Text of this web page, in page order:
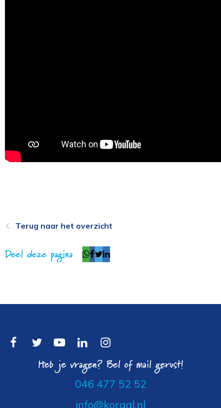
Terug naar het overzicht
Deel deze pagina
Heb je vragen? Bel of mail gerust!
046 477 52 52
info@koraal.nl